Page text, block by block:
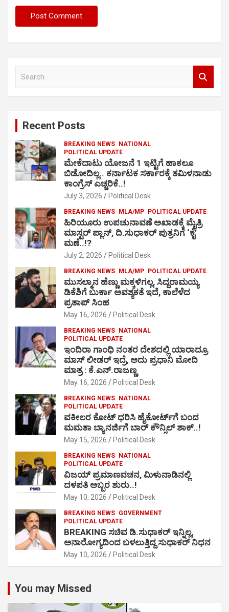
Recent Posts
BREAKING NEWS
NATIONAL
POLITICAL UPDATE
ಮೇಕೆದಾಟು ಯೋಜನೆ 1 ಇಟ್ಟಿಗೆ ಹಾಕಲೂ
ಬಿಡೋದಿಲ್ಲ.. ಕರ್ನಾಟಕ ಸರ್ಕಾರಕ್ಕೆ ತಮಿಳನಾಡು
ಕಾಂಗ್ರೆಸ್ ಎಚ್ಚರಿಕೆ..!
July 3, 2026 Political Desk
BREAKING NEWS MLA/MP POLITICAL UPDATE
ಹಿರಿಯೂರು ಉಪಚುನಾವಣೆ ಅಖಾಡಕ್ಕೆ ಮೈತ್ರಿ
ಮಾಸ್ಟರ್ ಪ್ಲಾನ್, ದಿ.ಸುಧಾಕರ್ ಪುತ್ರನಿಗೆ ‘ಕೈ’
ಮಣೆ..!?
July 2, 2026 Political Desk
BREAKING NEWS MLA/MP POLITICAL UPDATE
ಮುಸಲ್ಮಾನ ಹೆಣ್ಣು ಮಕ್ಕಳಿಗಲ್ಲ, ಸಿದ್ದರಾಮಯ್ಯ
ಡಿಕೆಶಿಗೆ ಬುರ್ಕಾ ಅವಶ್ಯಕತೆ ಇದೆ, ಕಾಲೆಳೆದ
ಪ್ರತಾಪ್ ಸಿಂಹ
May 16, 2026 Political Desk
BREAKING NEWS
NATIONAL
POLITICAL UPDATE
ಇಂದಿರಾ ಗಾಂಧಿ ನಂತರ ದೇಶದಲ್ಲಿ ಯಾರಾದ್ರೂ
ಮಾಸ್ ಲೀಡರ್ ಇದ್ರೆ, ಅದು ಪ್ರಧಾನಿ ಮೋದಿ
ಮಾತ್ರ : ಕೆ.ಎನ್.ರಾಜಣ್ಣ
May 16, 2026 Political Desk
BREAKING NEWS
NATIONAL
POLITICAL UPDATE
ವಕೀಲರ ಕೋಟ್ ಧರಿಸಿ ಹೈಕೋರ್ಟ್​ಗೆ ಬಂದ
ಮಮತಾ ಬ್ಯಾನರ್ಜಿಗೆ ಬಾರ್ ಕೌನ್ಸಿಲ್ ಶಾಕ್..!
May 15, 2026 Political Desk
BREAKING NEWS
NATIONAL
POLITICAL UPDATE
ವಿಜಯ್ ಪ್ರಮಾಣವಚನ, ಮಿಳುನಾಡಿನಲ್ಲಿ
ದಳಪತಿ ಅಬ್ಬರ ಶುರು..!
May 10, 2026 Political Desk
BREAKING NEWS GOVERNMENT
POLITICAL UPDATE
BREAKING ಸಚಿವ ಡಿ.ಸುಧಾಕರ್ ಇನ್ನಿಲ್ಲ,
ಅನಾರೋಗ್ಯದಿಂದ ಬಳಲುತ್ತಿದ್ದ ಸುಧಾಕರ್ ನಿಧನ
May 10, 2026 Political Desk
You may Missed